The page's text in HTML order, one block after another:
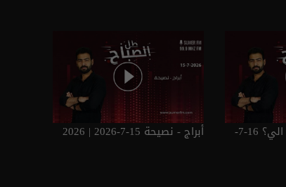
زووم رياضة - الك لو الي؟ 16-7-
أبراج - نصيحة 15-7-2026 | 2026